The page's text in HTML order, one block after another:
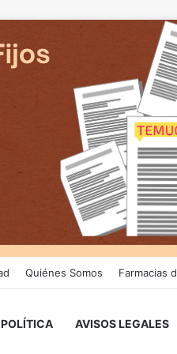
Quiénes Somos Farmacias
POLÍTICA AVISOS LEGALES